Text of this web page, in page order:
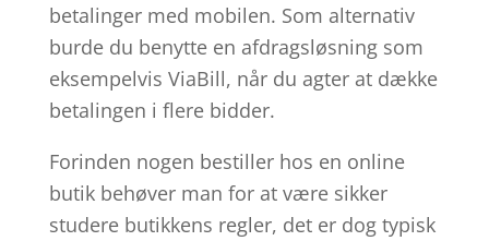
betalinger med mobilen. Som alternativ
burde du benytte en afdragsløsning som
eksempelvis ViaBill, når du agter at dække
betalingen i flere bidder.
Forinden nogen bestiller hos en online
butik behøver man for at være sikker
studere butikkens regler, det er dog typisk